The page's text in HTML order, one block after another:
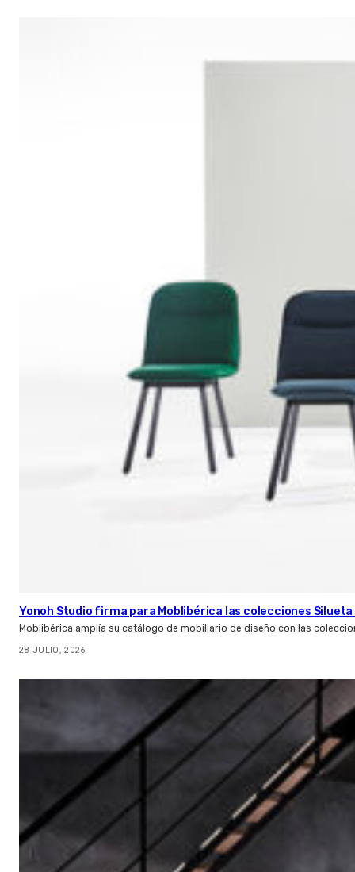
Yonoh Studio firma para Moblibérica las colecciones Silueta
Moblibérica amplía su catálogo de mobiliario de diseño con las
28 JULIO, 2026